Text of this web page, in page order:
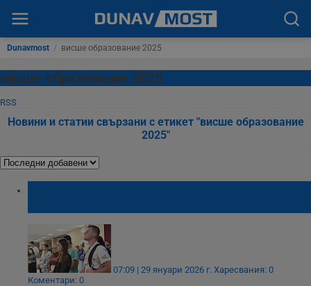
Dunavmost / висше образование 2025
висше образование 2025
RSS
Новини и статии свързани с етикет "висше образование
2025"
07:09 | 29 януари 2026 г. Харесвания: 0
Коментари: 0